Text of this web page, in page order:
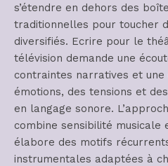
s’étendre en dehors des
traditionnelles pour toucher
diversifiés. Ecrire pour le
télévision demande une
contraintes narratives et
émotions, des tensions et
en langage sonore.
combine sensibilité musicale
élabore des motifs
instrumentales adaptées à